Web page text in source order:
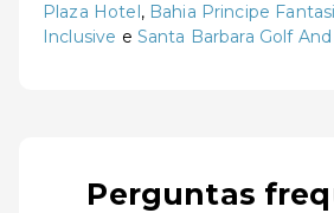
Plaza Hotel, Bahia Principe
Inclusive e Santa Barbara Golf
Perguntas